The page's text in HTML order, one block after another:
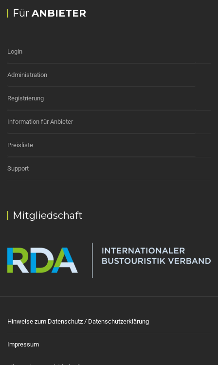
Für ANBIETER
Login
Administration
Registrierung
Information für Anbieter
Preisliste
Support
Mitgliedschaft
Hinweise zum Datenschutz / Datenschutzerklärung
Impressum